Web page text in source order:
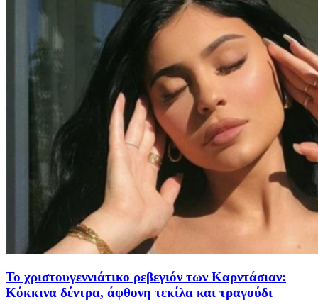
Το χριστουγεννιάτικο ρεβεγιόν των Καρντάσιαν:
Κόκκινα δέντρα, άφθονη τεκίλα και τραγούδι